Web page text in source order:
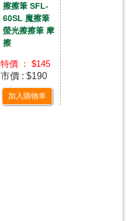
擦擦筆 SFL-
60SL 魔擦筆
螢光擦擦筆 摩
擦
特價 ： $145
市價 : $190
加入購物車